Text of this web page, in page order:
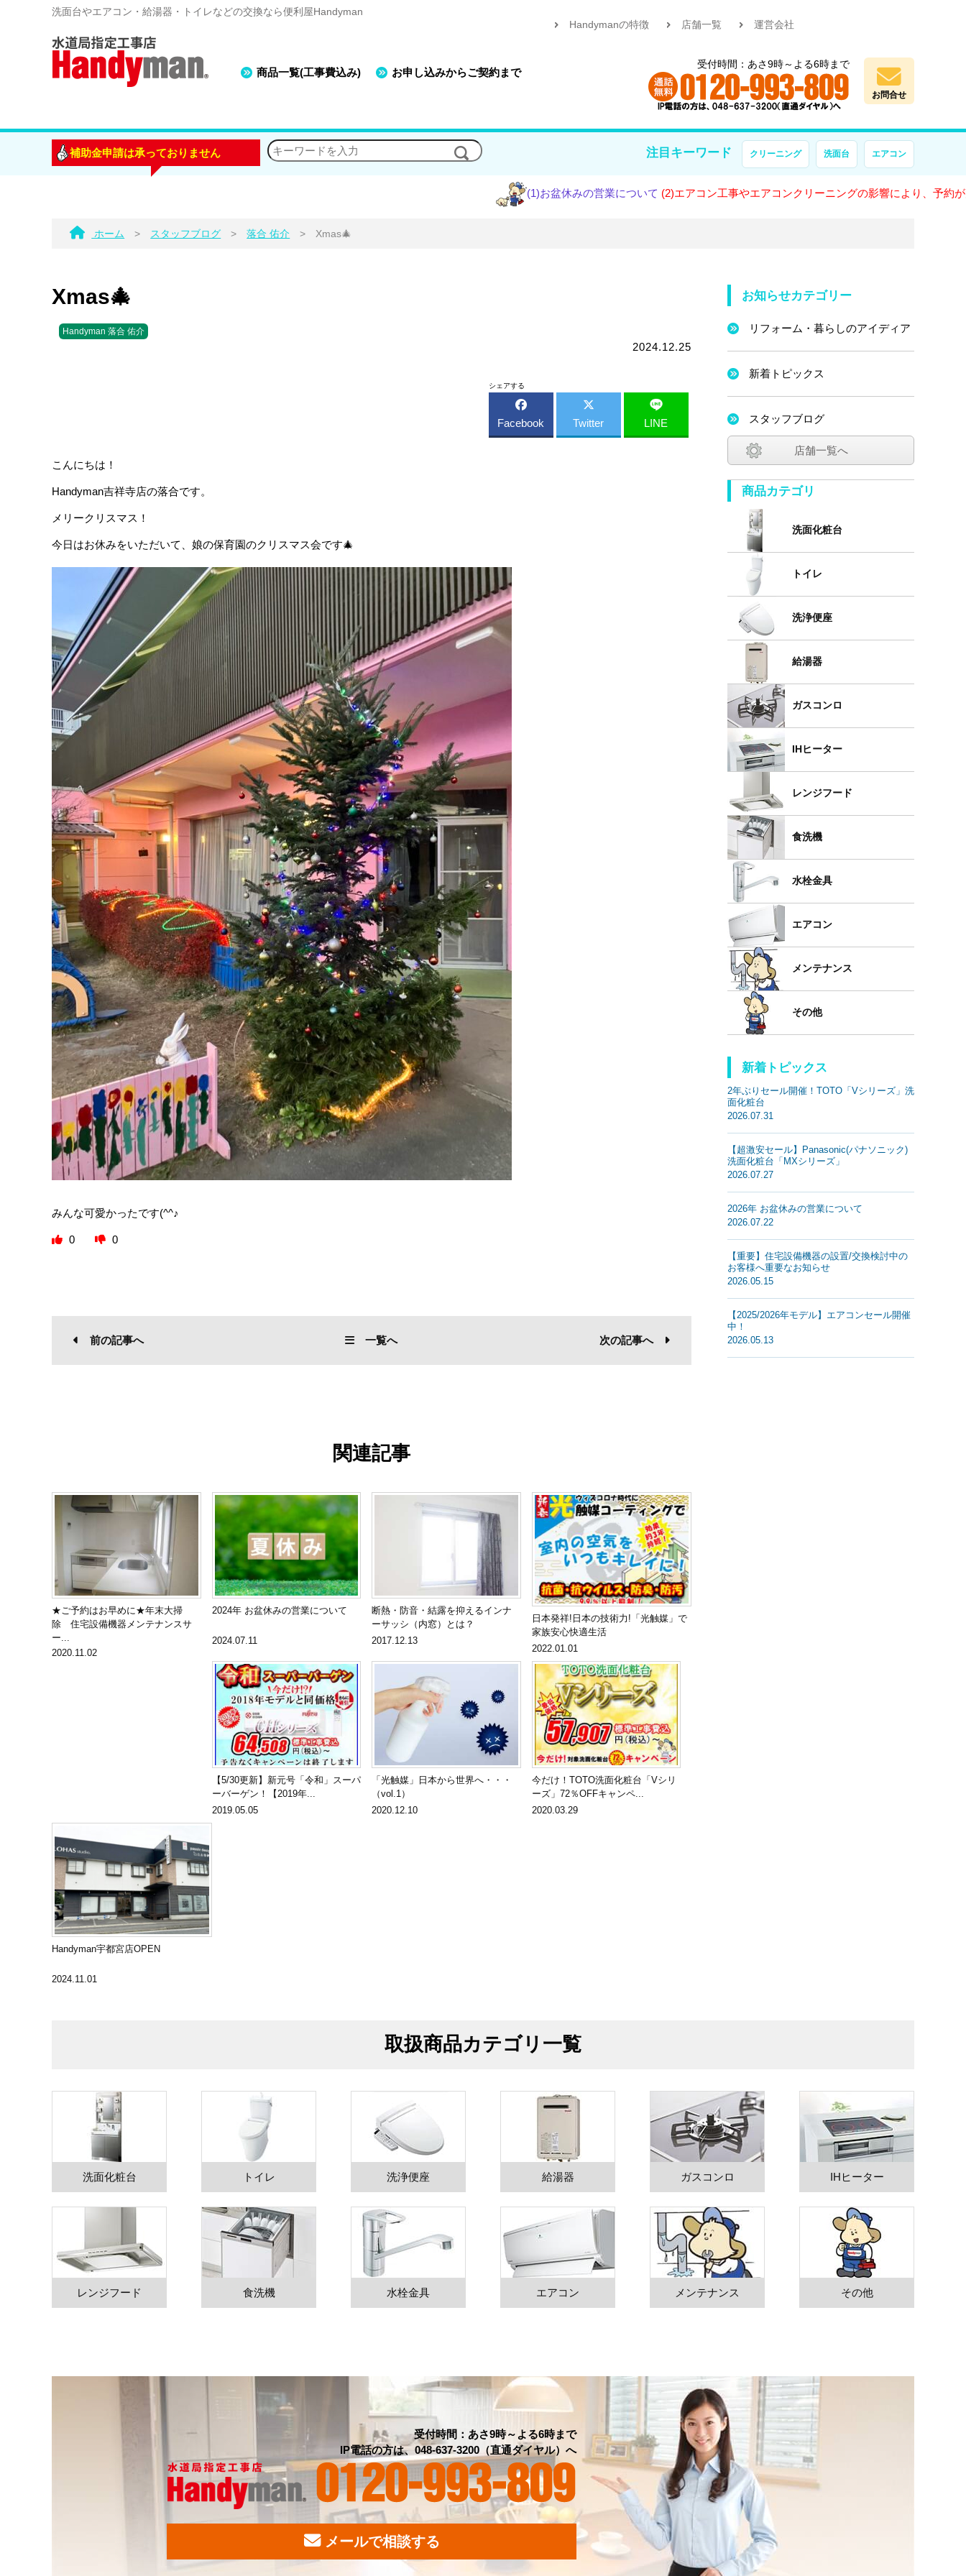
洗面台やエアコン・給湯器・トイレなどの交換なら便利屋Handyman
商品一覧(工事費込み) お申し込みからご契約まで
Handymanの特徴 店舗一覧 運営会社
受付時間：あさ9時～よる6時まで
お問合せ
補助金申請は承っておりません 注目キーワード クリーニング 洗面台 エアコン
(1)お盆休みの営業について(2)エアコン工事やエアコンクリーニングの影響により、予約が大変混雑し
ホーム > スタッフブログ > 落合 佑介 > Xmas🎄
Xmas🎄
Handyman 落合 佑介
2024.12.25
シェアする
Facebook Twitter LINE
こんにちは！
Handyman吉祥寺店の落合です。
メリークリスマス！
今日はお休みをいただいて、娘の保育園のクリスマス会です🎄
みんな可愛かったです(^^♪
0 0
前の記事へ 一覧へ 次の記事へ
関連記事
★ご予約はお早めに★年末大掃
除 住宅設備機器メンテナンスサ
ー...
2020.11.02
2024年 お盆休みの営業について
2024.07.11
断熱・防音・結露を抑えるインナ
ーサッシ（内窓）とは？
2017.12.13
日本発祥!日本の技術力!「光触媒」で
家族安心快適生活
2022.01.01
【5/30更新】新元号「令和」スーパ
ーバーゲン！【2019年...
2019.05.05
「光触媒」日本から世界へ・・・
（vol.1）
2020.12.10
今だけ！TOTO洗面化粧台「Vシリ
ーズ」72％OFFキャンペ...
2020.03.29
Handyman宇都宮店OPEN
2024.11.01
お知らせカテゴリー
リフォーム・暮らしのアイディア
新着トピックス
スタッフブログ
店舗一覧へ
商品カテゴリ
洗面化粧台
トイレ
洗浄便座
給湯器
ガスコンロ
IHヒーター
レンジフード
食洗機
水栓金具
エアコン
メンテナンス
その他
新着トピックス
2年ぶりセール開催！TOTO「Vシリーズ」洗
面化粧台
2026.07.31
【超激安セール】Panasonic(パナソニック)
洗面化粧台「MXシリーズ」
2026.07.27
2026年 お盆休みの営業について
2026.07.22
【重要】住宅設備機器の設置/交換検討中の
お客様へ重要なお知らせ
2026.05.15
【2025/2026年モデル】エアコンセール開催
中！
2026.05.13
取扱商品カテゴリ一覧
洗面化粧台 トイレ 洗浄便座 給湯器 ガスコンロ IHヒーター
レンジフード 食洗機 水栓金具 エアコン メンテナンス その他
受付時間：あさ9時～よる6時まで
IP電話の方は、048-637-3200（直通ダイヤル）へ
メールで相談する